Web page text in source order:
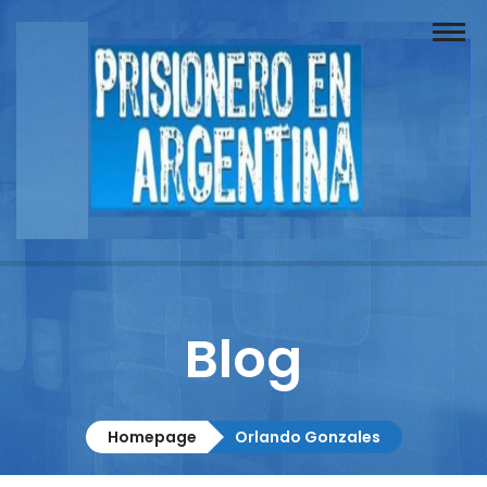
Buscador
Documentos
Columnistas
Contacto
Blog
Homepage Orlando Gonzales